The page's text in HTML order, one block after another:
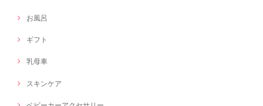
お風呂
ギフト
乳母車
スキンケア